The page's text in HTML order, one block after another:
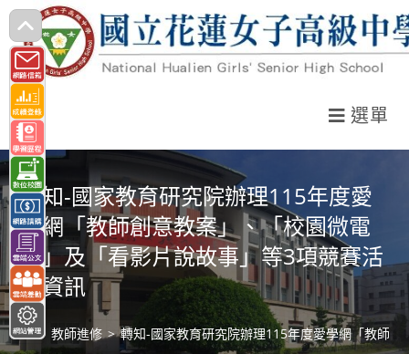
跳
轉
至
主
要
內
容
選單
轉知-國家教育研究院辦理115年度愛
學網「教師創意教案」、「校園微電
影」及「看影片說故事」等3項競賽活
動資訊
> 教師進修 > 轉知-國家教育研究院辦理115年度愛學網「教師